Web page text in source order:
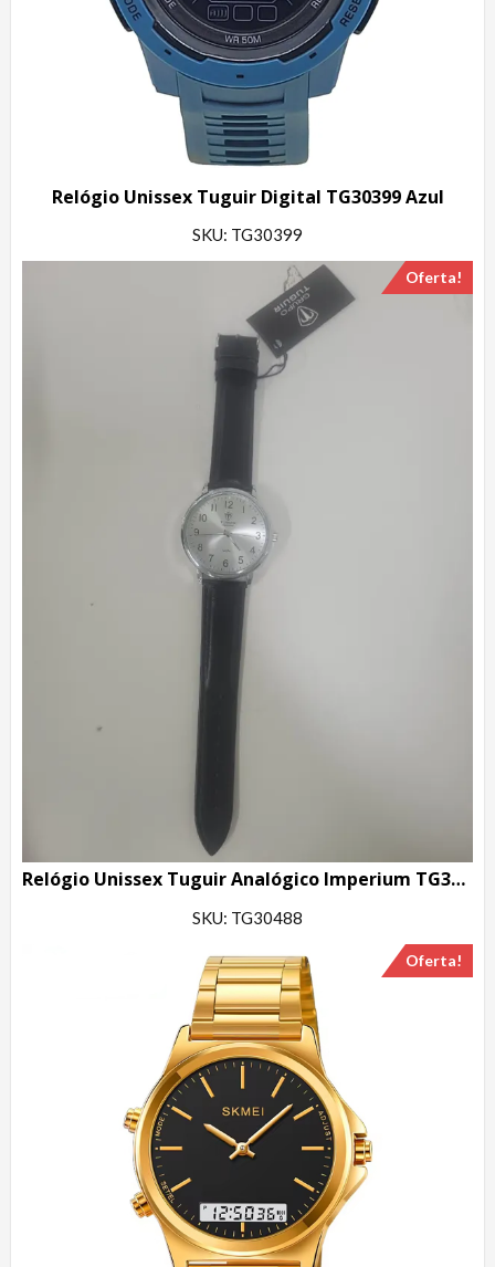
Relógio Unissex Tuguir Digital TG30399 Azul
SKU: TG30399
Oferta!
Relógio Unissex Tuguir Analógico Imperium TG30488 Prata e Preto
SKU: TG30488
Oferta!